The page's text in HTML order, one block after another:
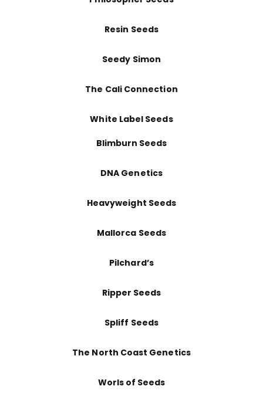
Resin Seeds
Seedy Simon
The Cali Connection
White Label Seeds
Blimburn Seeds
DNA Genetics
Heavyweight Seeds
Mallorca Seeds
Pilchard’s
Ripper Seeds
Spliff Seeds
The North Coast Genetics
Worls of Seeds